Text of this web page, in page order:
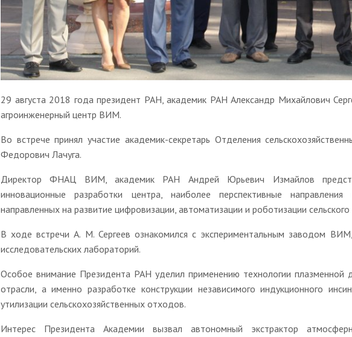
29 августа 2018 года президент РАН, академик РАН Александр Михайлович
агроинженерный центр ВИМ.
Во встрече принял участие академик-секретарь Отделения
Федорович Лачуга.
Директор ФНАЦ ВИМ, академик РАН Андрей Юрьевич Измайлов
инновационные разработки центра, наиболее перспективные направления
направленных на развитие цифровизации, автоматизации и роботизации сельского
В ходе встречи А. М. Сергеев ознакомился с экспериментальным заводом
исследовательских лабораторий.
Особое внимание Президента РАН уделил применению технологии плазменной
отрасли, а именно разработке конструкции независимого индукционного
утилизации сельскохозяйственных отходов.
Интерес Президента Академии вызвал автономный экстрактор